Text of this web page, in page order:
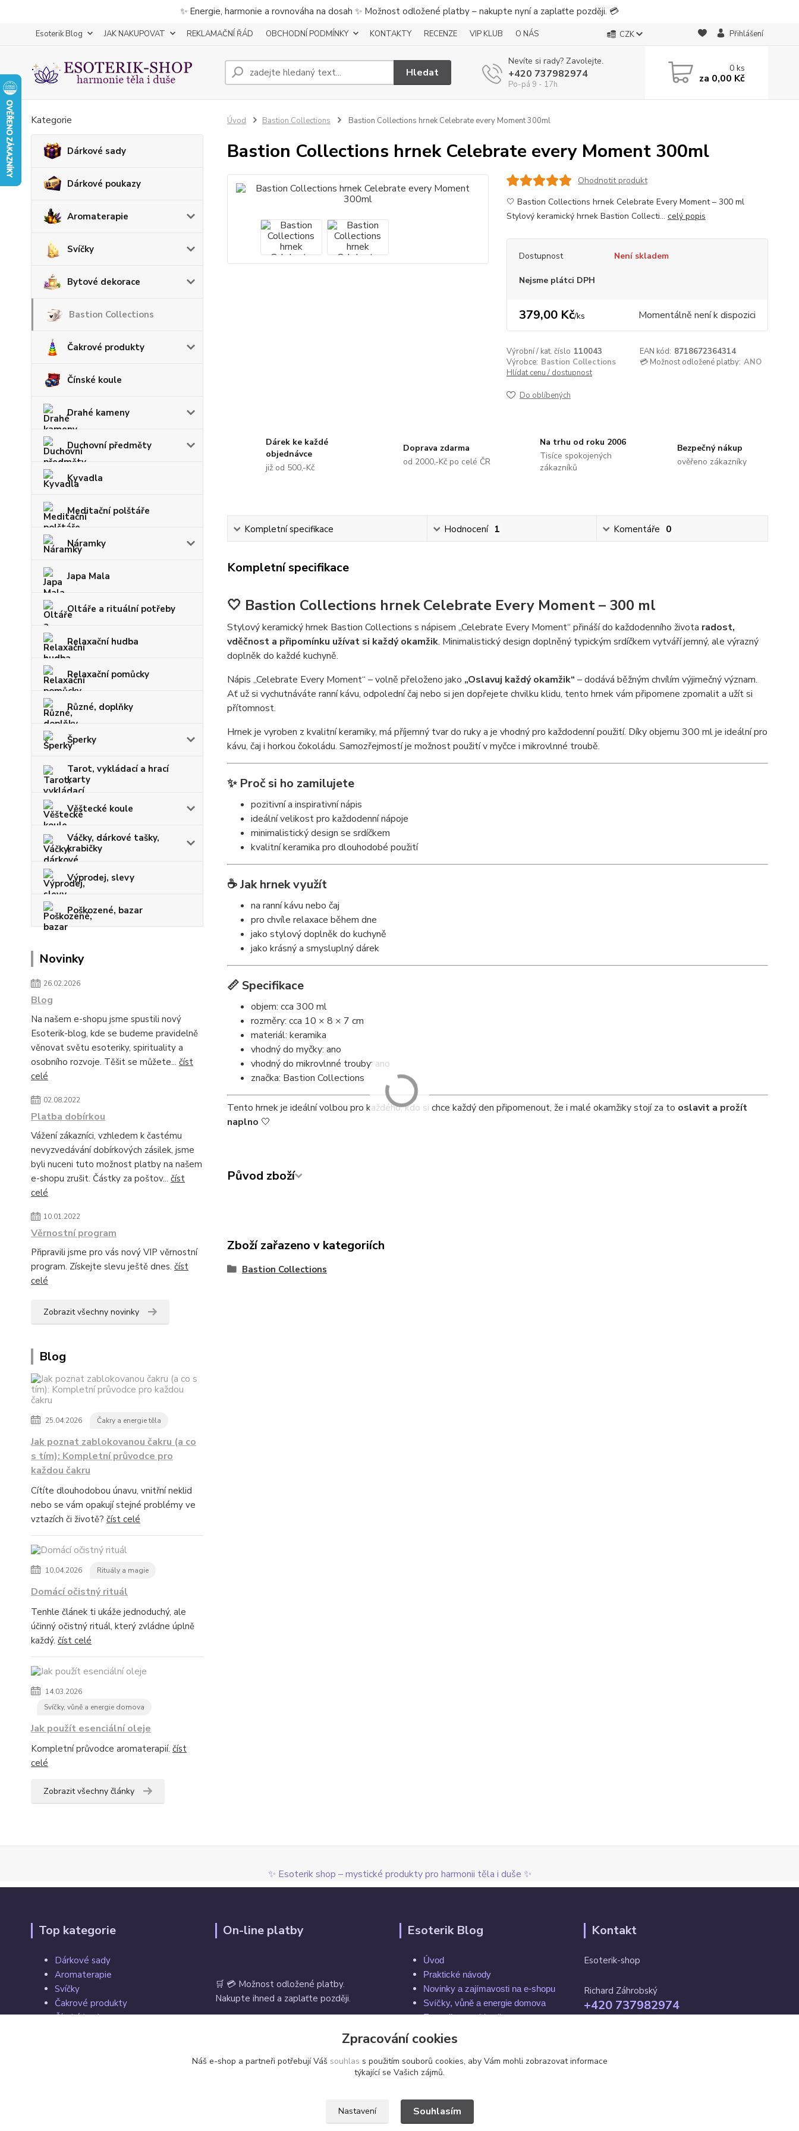
✨ Energie, harmonie a rovnováha na dosah ✨ Možnost odložené platby – nakupte nyní a zaplaťte později. 💳
Esoterik Blog JAK NAKUPOVAT REKLAMAČNÍ ŘÁD OBCHODNÍ PODMÍNKY KONTAKTY RECENZE VIP KLUB O NÁS CZK Přihlášení
Hledat
Nevíte si rady? Zavolejte.
+420 737982974
Po-pá 9 - 17h
0ks
za 0,00 Kč
Kategorie
Dárkové sady
Dárkové poukazy
Aromaterapie
Svíčky
Bytové dekorace
Bastion Collections
Čakrové produkty
Čínské koule
Drahé kameny
Duchovní předměty
Kyvadla
Meditační polštáře
Náramky
Japa Mala
Oltáře a rituální potřeby
Relaxační hudba
Relaxační pomůcky
Různé, doplňky
Šperky
Tarot, vykládací a hrací
karty
Věštecké koule
Váčky, dárkové tašky,
krabičky
Výprodej, slevy
Poškozené, bazar
Novinky
26.02.2026
Blog
Na našem e-shopu jsme spustili nový
Esoterik-blog, kde se budeme pravidelně
věnovat světu esoteriky, spirituality a
osobního rozvoje. Těšit se můžete... číst
celé
02.08.2022
Platba dobírkou
Vážení zákazníci, vzhledem k častému
nevyzvedávání dobírkových zásilek, jsme
byli nuceni tuto možnost platby na našem
e-shopu zrušit. Částky za poštov... číst
celé
10.01.2022
Věrnostní program
Připravili jsme pro vás nový VIP věrnostní
program. Získejte slevu ještě dnes. číst
celé
Zobrazit všechny novinky
Blog
25.04.2026 Čakry a energie těla
Jak poznat zablokovanou čakru (a co
s tím): Kompletní průvodce pro
každou čakru
Cítíte dlouhodobou únavu, vnitřní neklid
nebo se vám opakují stejné problémy ve
vztazích či životě? číst celé
10.04.2026 Rituály a magie
Domácí očistný rituál
Tenhle článek ti ukáže jednoduchý, ale
účinný očistný rituál, který zvládne úplně
každý. číst celé
14.03.2026
Svíčky, vůně a energie domova
Jak použít esenciální oleje
Kompletní průvodce aromaterapií. číst
celé
Zobrazit všechny články
Úvod Bastion Collections Bastion Collections hrnek Celebrate every Moment 300ml
Bastion Collections hrnek Celebrate every Moment 300ml
Ohodnotit produkt
🤍 Bastion Collections hrnek Celebrate Every Moment – 300 ml
Stylový keramický hrnek Bastion Collecti... celý popis
Dostupnost Není skladem
Nejsme plátci DPH
379,00 Kč/ks Momentálně není k dispozici
Výrobní / kat. číslo 110043 EAN kód: 8718672364314
Výrobce: Bastion Collections 💳 Možnost odložené platby: ANO
Hlídat cenu / dostupnost
Do oblíbených
Dárek ke každé
objednávce
již od 500,-Kč
Doprava zdarma
od 2000,-Kč po celé ČR
Na trhu od roku 2006
Tisíce spokojených
zákazníků
Bezpečný nákup
ověřeno zákazníky
Kompletní specifikace Hodnocení 1 Komentáře 0
Kompletní specifikace
🤍 Bastion Collections hrnek Celebrate Every Moment – 300 ml
Stylový keramický hrnek Bastion Collections s nápisem „Celebrate Every Moment“ přináší do každodenního života radost,
vděčnost a připomínku užívat si každý okamžik. Minimalistický design doplněný typickým srdíčkem vytváří jemný, ale výrazný
doplněk do každé kuchyně.
Nápis „Celebrate Every Moment“ – volně přeloženo jako „Oslavuj každý okamžik“ – dodává běžným chvílím výjimečný význam.
Ať už si vychutnáváte ranní kávu, odpolední čaj nebo si jen dopřejete chvilku klidu, tento hrnek vám připomene zpomalit a užít si
přítomnost.
Hrnek je vyroben z kvalitní keramiky, má příjemný tvar do ruky a je vhodný pro každodenní použití. Díky objemu 300 ml je ideální pro
kávu, čaj i horkou čokoládu. Samozřejmostí je možnost použití v myčce i mikrovlnné troubě.
✨ Proč si ho zamilujete
pozitivní a inspirativní nápis
ideální velikost pro každodenní nápoje
minimalistický design se srdíčkem
kvalitní keramika pro dlouhodobé použití
☕ Jak hrnek využít
na ranní kávu nebo čaj
pro chvíle relaxace během dne
jako stylový doplněk do kuchyně
jako krásný a smysluplný dárek
📏 Specifikace
objem: cca 300 ml
rozměry: cca 10 × 8 × 7 cm
materiál: keramika
vhodný do myčky: ano
vhodný do mikrovlnné trouby: ano
značka: Bastion Collections
Tento hrnek je ideální volbou pro každého, kdo si chce každý den připomenout, že i malé okamžiky stojí za to oslavit a prožít
naplno 🤍
Původ zboží
Zboží zařazeno v kategoriích
Bastion Collections
✨ Esoterik shop – mystické produkty pro harmonii těla i duše ✨
Top kategorie
Dárkové sady
Aromaterapie
Svíčky
Čakrové produkty
Čínské koule
On-line platby
🛒 💳 Možnost odložené platby.
Nakupte ihned a zaplaťte později.
Esoterik Blog
Úvod
Praktické návody
Novinky a zajímavosti na e-shopu
Svíčky, vůně a energie domova
Esoterika a spiritualita
Rytuály a magie
Čakry a energie těla
Kontakt
Esoterik-shop
Richard Záhrobský
+420 737982974
Zpracování cookies
Náš e-shop a partneři potřebují Váš souhlas s použitím souborů cookies, aby Vám mohli zobrazovat informace
týkající se Vašich zájmů.
Nastavení Souhlasím